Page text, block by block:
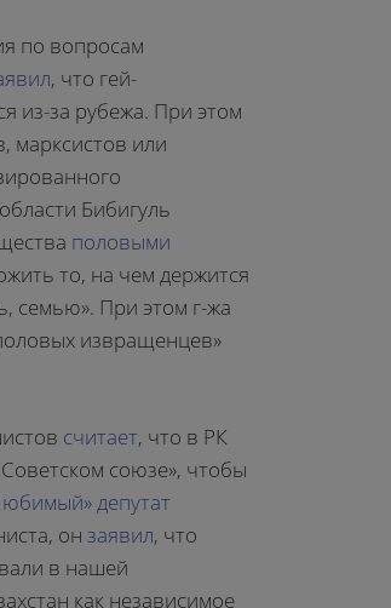
по вопросам
, что гей-
из-за рубежа. При этом
марксистов или
Бибигуль
половыми
то, на чем держится
семью». При этом г-жа
извращенцев»
считает, что в РК
союзе», чтобы
депутат
он заявил, что
в нашей
как независимое